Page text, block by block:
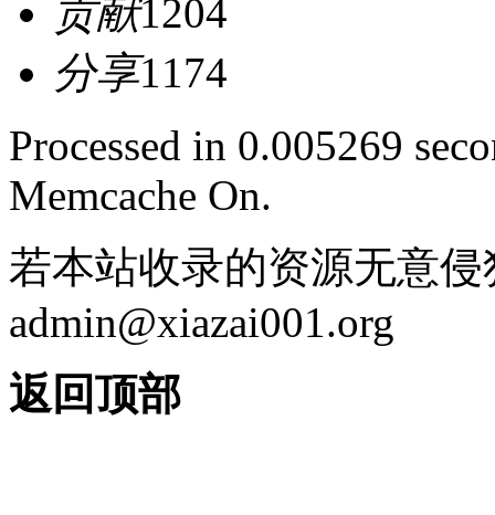
贡献1204
分享1174
Processed in 0.005269
Memcache On.
若本站收录的资源无意
admin@xiazai001.org
返回顶部